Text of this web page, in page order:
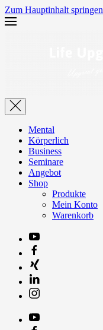
Zum Hauptinhalt springen
Mental
Körperlich
Business
Seminare
Angebot
Shop
Produkte
Mein Konto
Warenkorb